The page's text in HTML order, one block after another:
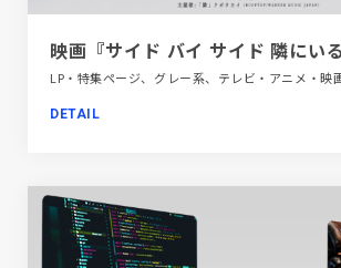
映画『サイド バイ サイド 隣にいる
DETAIL